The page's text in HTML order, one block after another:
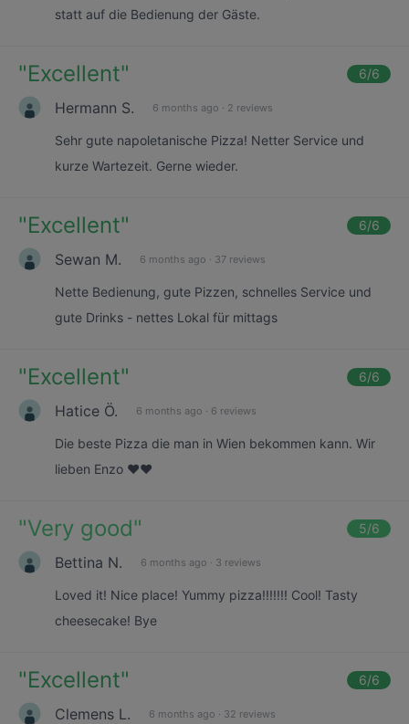
statt auf die Bedienung der Gäste.
"Excellent" 6/6
Hermann S. 6 months ago · 2 reviews
Sehr gute napoletanische Pizza! Netter Service und
kurze Wartezeit. Gerne wieder.
"Excellent" 6/6
Sewan M. 6 months ago · 37 reviews
Nette Bedienung, gute Pizzen, schnelles Service und
gute Drinks - nettes Lokal für mittags
"Excellent" 6/6
Hatice Ö. 6 months ago · 6 reviews
Die beste Pizza die man in Wien bekommen kann. Wir
lieben Enzo ❤️❤️
"Very good" 5/6
Bettina N. 6 months ago · 3 reviews
Loved it! Nice place! Yummy pizza!!!!!!! Cool! Tasty
cheesecake! Bye
"Excellent" 6/6
Clemens L. 6 months ago · 32 reviews